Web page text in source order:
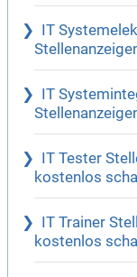
IT
IT
IT Tester
kostenlos
IT Trainer
kostenlos